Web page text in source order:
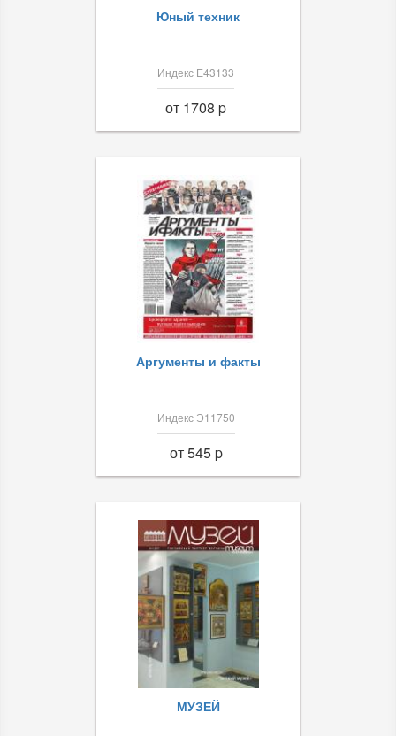
Юный техник
Индекс Е43133
от 1708 p
Аргументы и факты
Индекс Э11750
от 545 p
МУЗЕЙ